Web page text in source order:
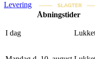
Levering
Åbningstider
I dag